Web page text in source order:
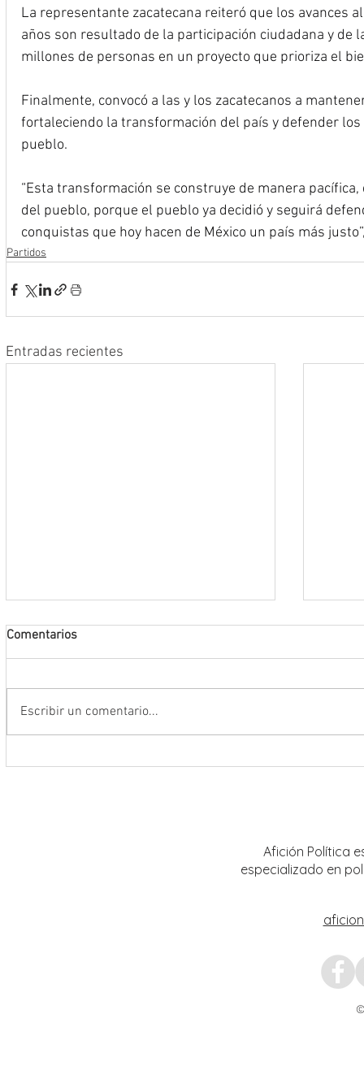
La representante zacatecana reiteró que los avances
años son resultado de la participación ciudadana y de
millones de personas en un proyecto que prioriza el
Finalmente, convocó a las y los zacatecanos a
fortaleciendo la transformación del país y defender
pueblo.
“Esta transformación se construye de manera
del pueblo, porque el pueblo ya decidió y seguirá
conquistas que hoy hacen de México un país más
Partidos
Entradas recientes
Comentarios
Escribir un comentario...
Afición Política
especializado en